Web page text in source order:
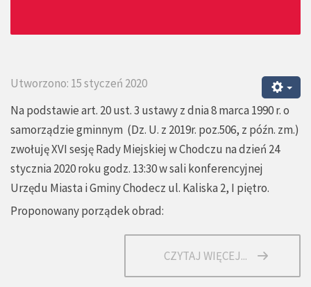
Utworzono: 15 styczeń 2020
Na podstawie art. 20 ust. 3 ustawy z dnia 8 marca 1990 r. o
samorządzie gminnym (Dz. U. z 2019r. poz.506, z późn. zm.)
zwołuję XVI sesję Rady Miejskiej w Chodczu na dzień 24
stycznia 2020 roku godz. 13:30 w sali konferencyjnej
Urzędu Miasta i Gminy Chodecz ul. Kaliska 2, I piętro.
Proponowany porządek obrad:
CZYTAJ WIĘCEJ...